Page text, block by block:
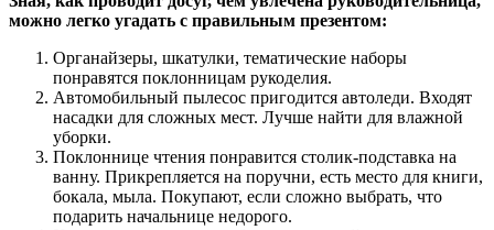
можно легко угадать с правильным презентом:
Органайзеры, шкатулки, тематические наборы
понравятся поклонницам рукоделия.
Автомобильный пылесос пригодится автоледи. Входят
насадки для сложных мест. Лучше найти для влажной
уборки.
Поклоннице чтения понравится столик-подставка на
ванну. Прикрепляется на поручни, есть место для книги,
бокала, мыла. Покупают, если сложно выбрать, что
подарить начальнице недорого.